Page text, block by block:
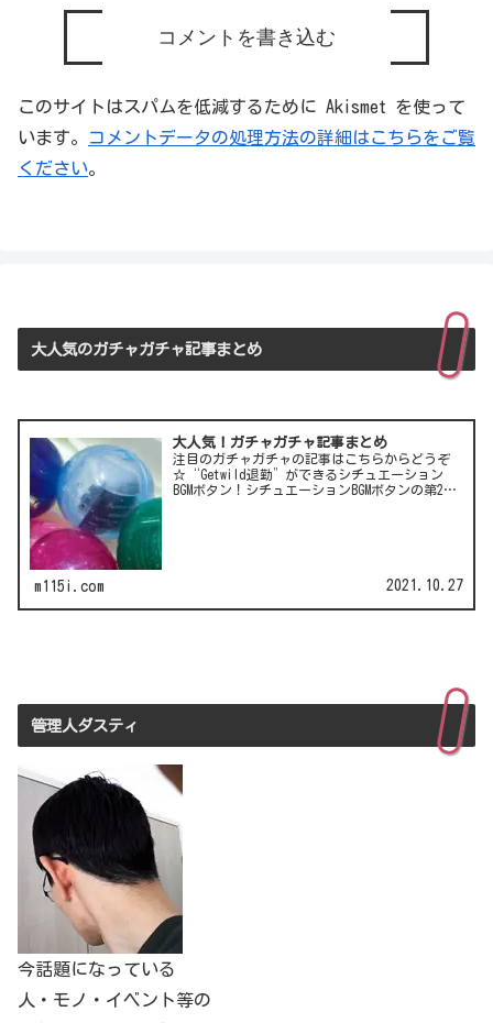
コメントを書き込む
このサイトはスパムを低減するために Akismet を使って
います。
コメントデータの処理方法の詳細はこちらをご覧
ください。
大人気のガチャガチャ記事まとめ
大人気！ガチャガチャ記事まとめ
注目のガチャガチャの記事はこちらからどうぞ
☆“Getwild退勤”ができるシチュエーション
BGMボタン！シチュエーションBGMボタンの第2
m115i.com 2021.10.27
管理人ダスティ
今話題になっている
人・モノ・イベント等の